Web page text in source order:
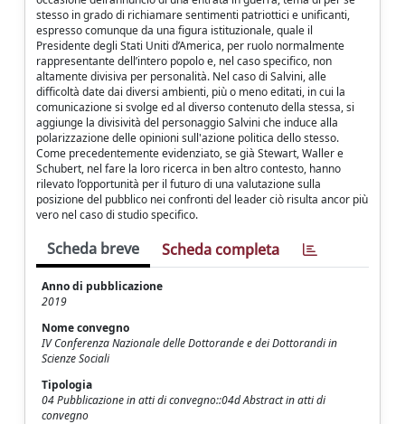
Scheda breve Scheda completa
Anno di pubblicazione
2019
Nome convegno
IV Conferenza Nazionale delle Dottorande e dei Dottorandi in
Scienze Sociali
Tipologia
04 Pubblicazione in atti di convegno::04d Abstract in atti di
convegno